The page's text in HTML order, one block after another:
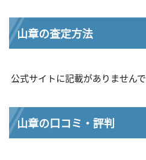
山章の査定方法
公式サイトに記載がありませんで
山章の口コミ・評判